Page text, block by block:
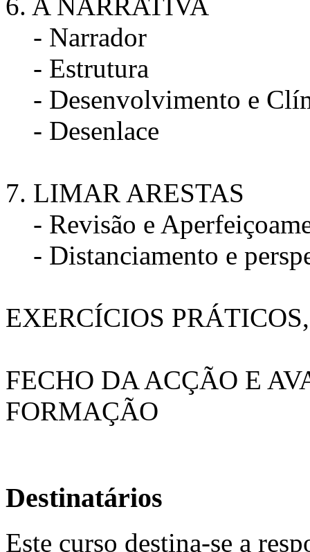
- Narrador
- Estrutura
- Desenvolvimento e
- Desenlace
7. LIMAR ARESTAS
- Revisão e
- Distanciamento e
EXERCÍCIOS
FECHO DA ACÇÃO E
FORMAÇÃO
Destinatários
Este curso destina-se a